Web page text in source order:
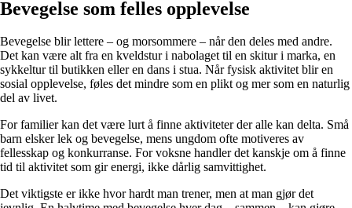
Bevegelse som felles opplevelse
Bevegelse blir lettere – og morsommere – når den deles med andre.
Det kan være alt fra en kveldstur i nabolaget til en skitur i marka, en
sykkeltur til butikken eller en dans i stua. Når fysisk aktivitet blir en
sosial opplevelse, føles det mindre som en plikt og mer som en naturlig
del av livet.
For familier kan det være lurt å finne aktiviteter der alle kan delta. Små
barn elsker lek og bevegelse, mens ungdom ofte motiveres av
fellesskap og konkurranse. For voksne handler det kanskje om å finne
tid til aktivitet som gir energi, ikke dårlig samvittighet.
Det viktigste er ikke hvor hardt man trener, men at man gjør det